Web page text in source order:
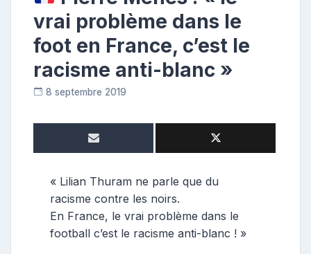
vrai problème dans le
foot en France, c’est le
racisme anti-blanc »
8 septembre 2019
e
t
r
« Lilian Thuram ne parle que du
racisme contre les noirs.
En France, le vrai problème dans le
football c’est le racisme anti-blanc ! »